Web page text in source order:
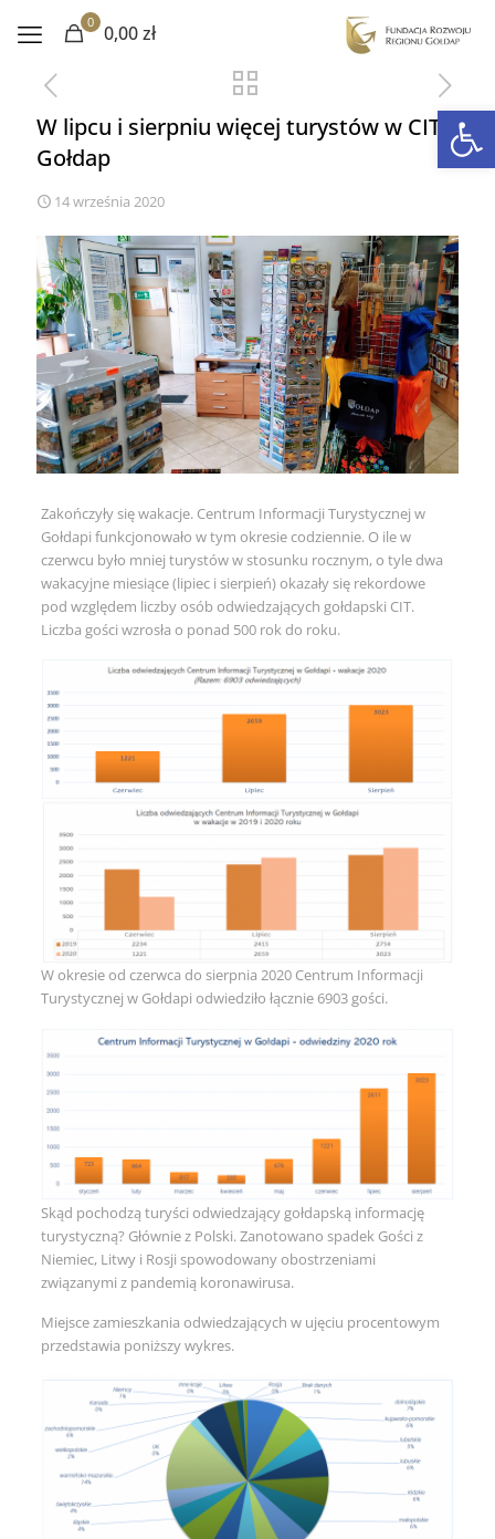
0 0,00 zł
W lipcu i sierpniu więcej turystów w CIT
Gołdap
14 września 2020
Zakończyły się wakacje. Centrum Informacji Turystycznej w
Gołdapi funkcjonowało w tym okresie codziennie. O ile w
czerwcu było mniej turystów w stosunku rocznym, o tyle dwa
wakacyjne miesiące (lipiec i sierpień) okazały się rekordowe
pod względem liczby osób odwiedzających gołdapski CIT.
Liczba gości wzrosła o ponad 500 rok do roku.
W okresie od czerwca do sierpnia 2020 Centrum Informacji
Turystycznej w Gołdapi odwiedziło łącznie 6903 gości.
Skąd pochodzą turyści odwiedzający gołdapską informację
turystyczną? Głównie z Polski. Zanotowano spadek Gości z
Niemiec, Litwy i Rosji spowodowany obostrzeniami
związanymi z pandemią koronawirusa.
Miejsce zamieszkania odwiedzających w ujęciu procentowym
przedstawia poniższy wykres.